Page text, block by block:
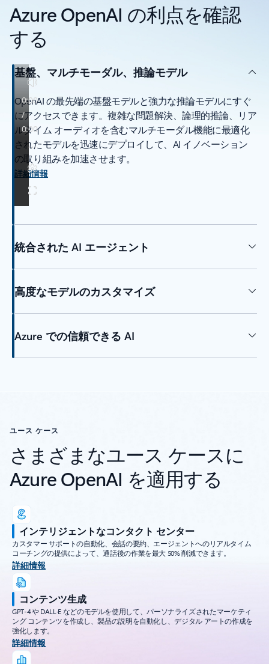
Azure OpenAI の利点を確認
する
基盤、マルチモーダル、推論モデル
OpenAI の最先端の基盤モデルと強力な推論モデルにすぐ
にアクセスできます。複雑な問題解決、論理的推論、リア
ルタイム オーディオを含むマルチモーダル機能に最適化
されたモデルを迅速にデプロイして、AI イノベーション
の取り組みを加速させます。
詳細情報
統合された AI エージェント
高度なモデルのカスタマイズ
Azure での信頼できる AI
ユース ケース
さまざまなユース ケースに
Azure OpenAI を適用する
インテリジェントなコンタクト センター
カスタマー サポートの自動化、会話の要約、エージェントへのリアルタイム
コーチングの提供によって、通話後の作業を最大 50% 削減できます。
詳細情報
コンテンツ生成
GPT-4 や DALL·E などのモデルを使用して、パーソナライズされたマーケティ
ング コンテンツを作成し、製品の説明を自動化し、デジタル アートの作成を
強化します。
詳細情報